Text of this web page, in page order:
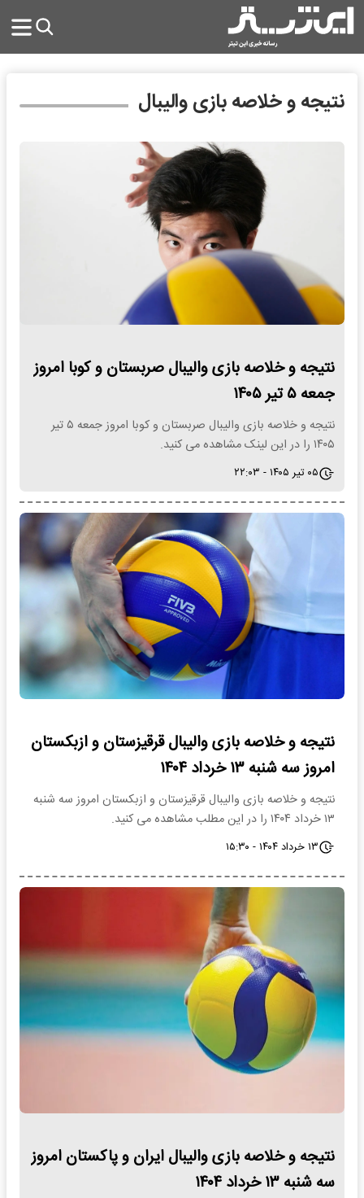
نتیجه و خلاصه بازی والیبال
نتیجه و خلاصه بازی والیبال صربستان و کوبا امروز
جمعه ۵ تیر ۱۴۰۵
نتیجه و خلاصه بازی والیبال صربستان و کوبا امروز جمعه ۵ تیر
۱۴۰۵ را در این لینک مشاهده می کنید.
۰۵ تیر ۱۴۰۵ - ۲۲:۰۳
نتیجه و خلاصه بازی والیبال قرقیزستان و ازبکستان
امروز سه شنبه ۱۳ خرداد ۱۴۰۴
نتیجه و خلاصه بازی والیبال قرقیزستان و ازبکستان امروز سه شنبه
۱۳ خرداد ۱۴۰۴ را در این مطلب مشاهده می کنید.
۱۳ خرداد ۱۴۰۴ - ۱۵:۳۰
نتیجه و خلاصه بازی والیبال ایران و پاکستان امروز
سه شنبه ۱۳ خرداد ۱۴۰۴